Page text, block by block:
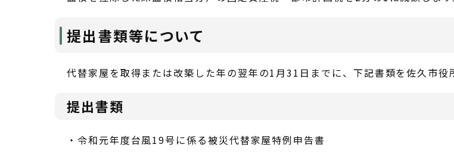
提出書類等について
代替家屋を取得または改築した年の翌年の1月31日までに、下記書類を佐久市役
提出書類
・令和元年度台風19号に係る被災代替家屋特例申告書